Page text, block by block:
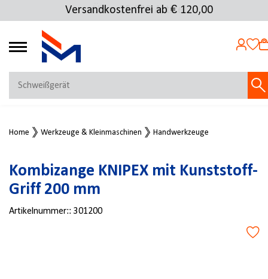
Über 25.000 Artikel
Versandkostenfrei ab € 120,00
4.72
MEIN KONTO
Jetzt anmelden
NEU BEI FMOSER?
Jetzt registrieren
Home Werkzeuge & Kleinmaschinen Handwerkzeuge
Kombizange KNIPEX mit Kunststoff-
Griff 200 mm
Artikelnummer:: 301200